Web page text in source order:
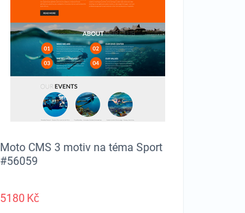
Moto CMS 3 motiv na téma Sport
#56059
5180 Kč